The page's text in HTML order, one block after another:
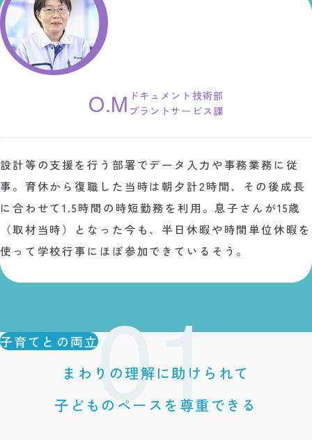
O.M ドキュメント技術部
プラントサービス課
設計等の支援を行う部署でデータ入力や事務業務に従
事。育休から復職した当時は朝夕計2時間、その後成長
に合わせて1.5時間の時短勤務を利用。息子さんが15歳
（取材当時）となった今も、半日休暇や時間単位休暇を
使って学校行事にほぼ参加できているそう。
子育てとの両立
まわりの理解に助けられて
子どものペースを尊重できる